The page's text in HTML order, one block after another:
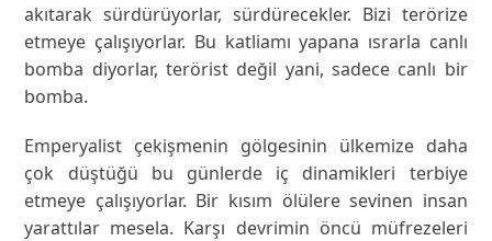
akıtarak sürdürüyorlar, sürdürecekler. Bizi terörize
etmeye çalışıyorlar. Bu katliamı yapana ısrarla canlı
bomba diyorlar, terörist değil yani, sadece canlı bir
bomba.
Emperyalist çekişmenin gölgesinin ülkemize daha
çok düştüğü bu günlerde iç dinamikleri terbiye
etmeye çalışıyorlar. Bir kısım ölülere sevinen insan
yarattılar mesela. Karşı devrimin öncü müfrezeleri